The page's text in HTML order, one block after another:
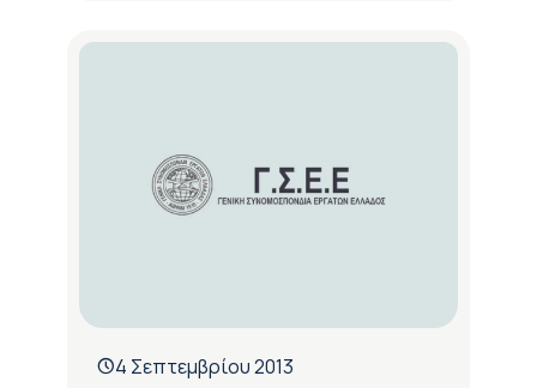
4 Σεπτεμβρίου 2013